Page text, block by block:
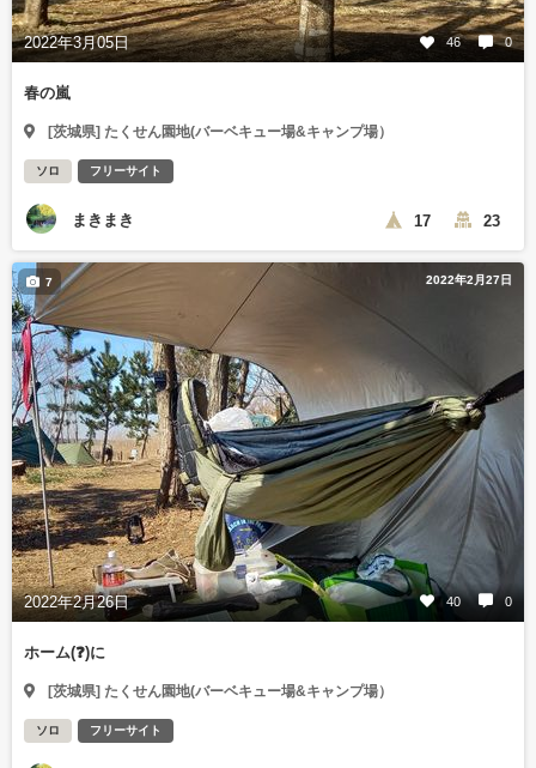
2022年3月05日 46 0
春の嵐
[茨城県] たくせん園地(バーベキュー場&キャンプ場）
ソロ フリーサイト
まきまき 17 23
2022年2月27日
2022年2月26日 40 0
7
ホーム(❓)に
[茨城県] たくせん園地(バーベキュー場&キャンプ場）
ソロ フリーサイト